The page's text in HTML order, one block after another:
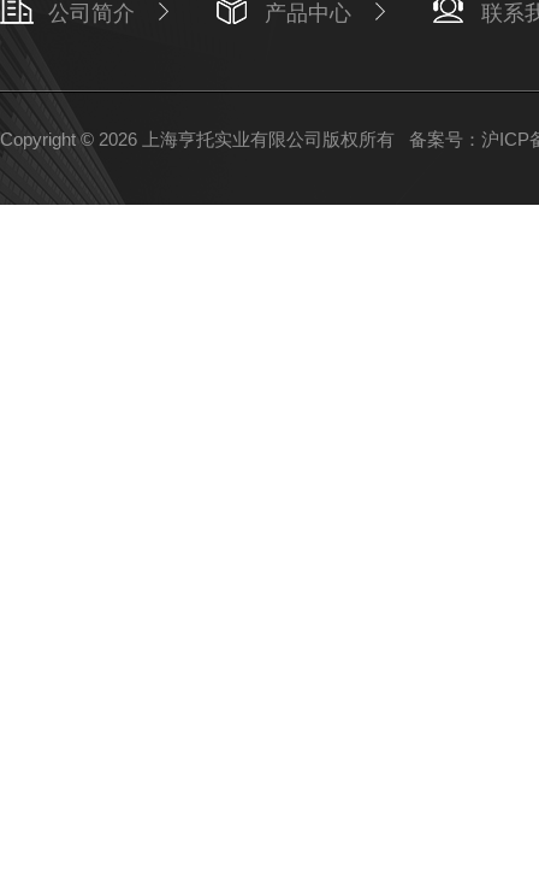
公司简介 产品中心 联系
Copyright © 2026 上海亨托实业有限公司版权所有 备案号：沪ICP